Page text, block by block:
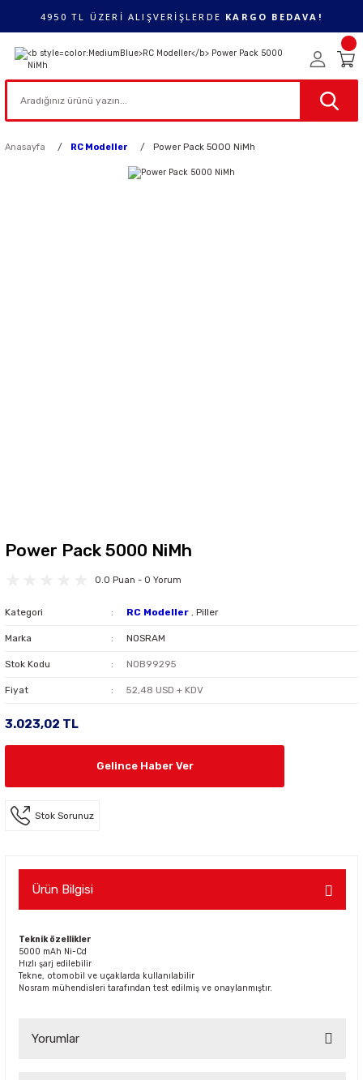
4950 TL ÜZERİ ALIŞVERİŞLERDE KARGO BEDAVA!
Anasayfa RC Modeller Power Pack 5000 NiMh
Power Pack 5000 NiMh
0.0 Puan - 0 Yorum
Kategori RC Modeller , Piller
Marka NOSRAM
Stok Kodu NOB99295
Fiyat 52,48 USD + KDV
3.023,02 TL
Gelince Haber Ver
Stok Sorunuz
Ürün Bilgisi
Teknik özellikler
5000 mAh Ni-Cd
Hızlı şarj edilebilir
Tekne, otomobil ve uçaklarda kullanılabilir
Nosram mühendisleri tarafından test edilmiş ve onaylanmıştır.
Yorumlar